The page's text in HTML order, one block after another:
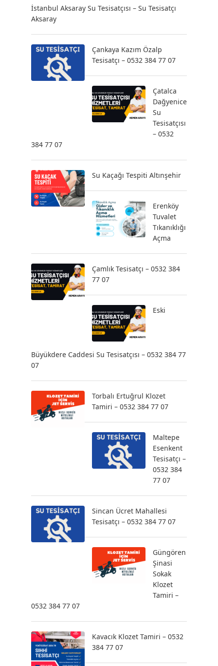
İstanbul Aksaray Su Tesisatçısı – Su Tesisatçı
Aksaray
Çankaya Kazım Özalp
Tesisatçı – 0532 384 77 07
Çatalca
Dağyenice
Su
Tesisatçısı
– 0532
384 77 07
Su Kaçağı Tespiti Altınşehir
Erenköy
Tuvalet
Tıkanıklığı
Açma
Çamlık Tesisatçı – 0532 384
77 07
Eski
Büyükdere Caddesi Su Tesisatçısı – 0532 384 77
07
Torbalı Ertuğrul Klozet
Tamiri – 0532 384 77 07
Maltepe
Esenkent
Tesisatçı –
0532 384
77 07
Sincan Ücret Mahallesi
Tesisatçı – 0532 384 77 07
Güngören
Şinasi
Sokak
Klozet
Tamiri –
0532 384 77 07
Kavacık Klozet Tamiri – 0532
384 77 07